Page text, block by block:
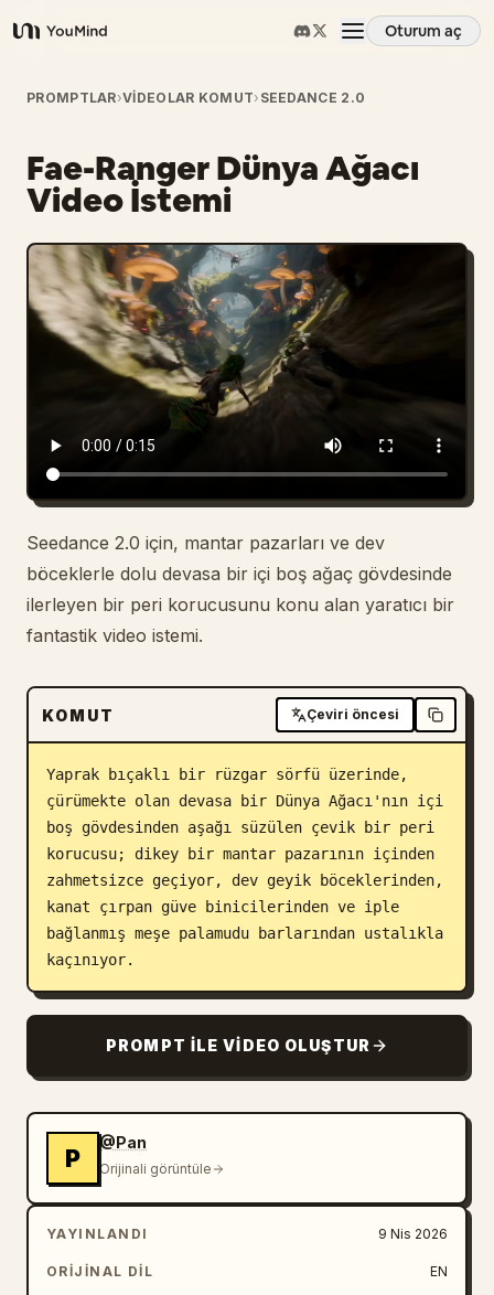
YouMind
Oturum aç
Genel Bakış
Kullanım Senaryoları
Beceriler
İstemler
Fiyatlandırma
İndir
Güncellemeler
PROMPTLAR›VIDEOLAR KOMUT› SEEDANCE 2.0
Fae-Ranger Dünya Ağacı
Video İstemi
Seedance 2.0 için, mantar pazarları ve dev
böceklerle dolu devasa bir içi boş ağaç gövdesinde
ilerleyen bir peri korucusunu konu alan yaratıcı bir
fantastik video istemi.
KOMUT Çeviri öncesi
Yaprak bıçaklı bir rüzgar sörfü üzerinde,
çürümekte olan devasa bir Dünya Ağacı'nın içi
boş gövdesinden aşağı süzülen çevik bir peri
korucusu; dikey bir mantar pazarının içinden
zahmetsizce geçiyor, dev geyik böceklerinden,
kanat çırpan güve binicilerinden ve iple
bağlanmış meşe palamudu barlarından ustalıkla
kaçınıyor.
PROMPT ILE VIDEO OLUŞTUR
P
@Pan
Orijinali görüntüle
YAYINLANDI 9 Nis 2026
ORIJINAL DIL EN